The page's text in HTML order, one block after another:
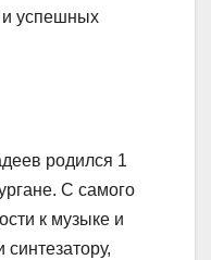
и успешных
родился 1
С самого
к музыке и
синтезатору,